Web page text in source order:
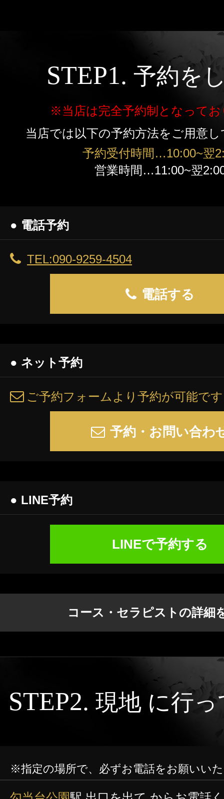
岩手
ニュース
ギャラリー
STEP1. 予約を
※当店は完全予約制となってお
当店では以下の予約方法をご用意
予約受付時間…10:00~翌
営業時間…11:00~翌
● 電話予約
TEL:090-9259-4504
電話する
● ネット予約
ご予約フォームより予約が可能で
予約・お問い合わ
● LINE予約
LINEで予約する
コース・セラピストの詳細
STEP2. 現地 に行
※指定の場所で、必ずお電話をお願いい